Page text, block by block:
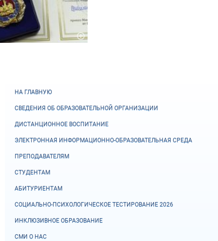
НА ГЛАВНУЮ
СВЕДЕНИЯ ОБ ОБРАЗОВАТЕЛЬНОЙ ОРГАНИЗАЦИИ
ДИСТАНЦИОННОЕ ВОСПИТАНИЕ
ЭЛЕКТРОННАЯ ИНФОРМАЦИОННО-ОБРАЗОВАТЕЛЬНАЯ СРЕДА
ПРЕПОДАВАТЕЛЯМ
СТУДЕНТАМ
АБИТУРИЕНТАМ
СОЦИАЛЬНО-ПСИХОЛОГИЧЕСКОЕ ТЕСТИРОВАНИЕ 2026
ИНКЛЮЗИВНОЕ ОБРАЗОВАНИЕ
СМИ О НАС